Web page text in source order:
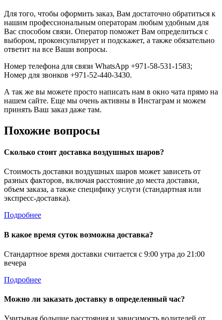
Для того, чтобы оформить заказ, Вам достаточно обратиться к
нашим профессиональным операторам любым удобным для
Вас способом связи. Оператор поможет Вам определиться с
выбором, проконсультирует и подскажет, а также обязательно
ответит на все Ваши вопросы.
Номер телефона для связи WhatsApp +971-58-531-1583;
Номер для звонков +971-52-440-3430.
А так же вы можете просто написать нам в окно чата прямо на
нашем сайте. Еще мы очень активны в Инстаграм и можем
принять Ваш заказ даже там.
Похожие вопросы
Сколько стоит доставка воздушных шаров?
Стоимость доставки воздушных шаров может зависеть от
разных факторов, включая расстояние до места доставки,
объем заказа, а также специфику услуги (стандартная или
экспресс-доставка).
Подробнее
В какое время суток возможна доставка?
Стандартное время доставки считается с 9:00 утра до 21:00
вечера
Подробнее
Можно ли заказать доставку в определенный час?